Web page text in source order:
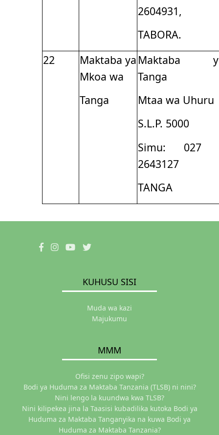
2604931,
TABORA.
22
Maktaba ya
Mkoa wa
Tanga
Maktaba
Tanga
Mtaa wa Uhuru
S.L.P. 5000
Simu: 027
2643127
TANGA
KUHUSU SISI
Muda wa kazi
Majukumu
MMM
Ofisi zenu zipo wapi?
Bodi ya Huduma za Maktaba Tanzania (TLSB) ni nini?
Nini lengo la kuundwa kwa TLSB?
Nini kilipekea jina la Taasisi kubadilika kutoka Bodi ya
Huduma za Maktaba Tanganyika na kuwa Bodi ya
Huduma za Maktaba Tanzania?